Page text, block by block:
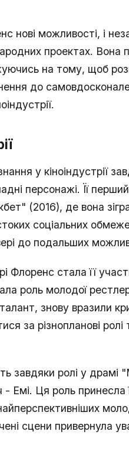
нові можливості, і
проектах. Вона
на тому, щоб
до
у кіноіндустрії
персонажі. Її
(2016), де вона
соціальних
до подальших
стала її
роль молодої
знову вразили
за різнопланові ролі
завдяки ролі у драмі
Емі. Ця роль принесла
сцени привернула